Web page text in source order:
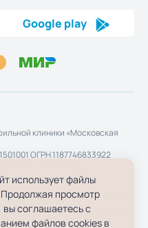
Google play
клиники «Московская
ОГРН 1187746833922
02.08.2019 выдана
по адресу: 127006, г.
77-77
является публичной офертой.
и предложениях уточняйте у
использует файлы
просмотр
вы соглашаетесь с
файлов cookies в